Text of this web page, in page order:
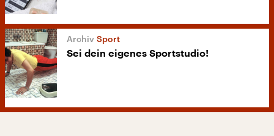
Sport
Sei dein eigenes Sportstudio!